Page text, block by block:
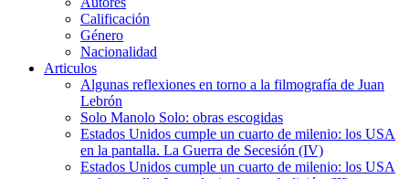
Calificación
Género
Nacionalidad
Articulos
Algunas reflexiones en torno a la filmografía de Juan
Lebrón
Solo Manolo Solo: obras escogidas
Estados Unidos cumple un cuarto de milenio: los USA
en la pantalla. La Guerra de Secesión (IV)
Estados Unidos cumple un cuarto de milenio: los USA